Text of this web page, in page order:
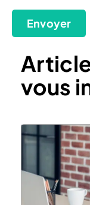
Envoyer
vous